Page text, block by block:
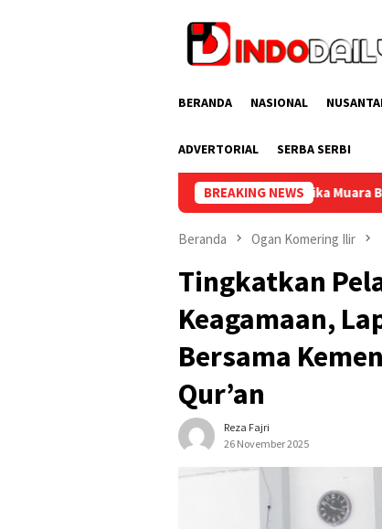
BERANDA NASIONAL
ADVERTORIAL SERBA SERBI
BREAKING NEWS
Lapas Narkotika Muara Beliti dan Kemenag Musi
Beranda Ogan Komering Ilir
Tingkatkan
Keagamaan,
Bersama
Qur’an
Reza Fajri
26 November 2025